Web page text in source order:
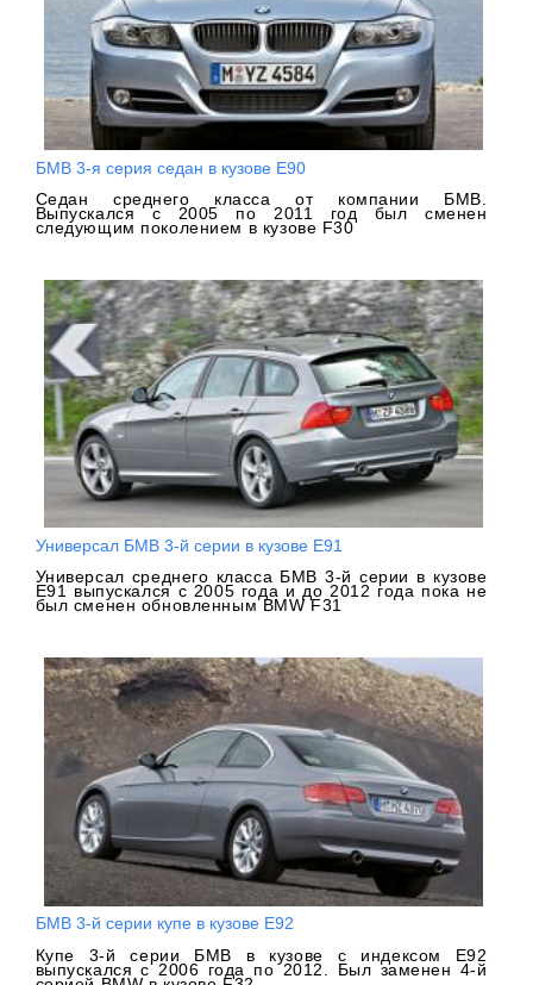
БМВ 3-я серия седан в кузове Е90
Седан среднего класса от компании БМВ.
Выпускался с 2005 по 2011 год был сменен
следующим поколением в кузове F30
Универсал БМВ 3-й серии в кузове Е91
Универсал среднего класса БМВ 3-й серии в кузове
Е91 выпускался с 2005 года и до 2012 года пока не
был сменен обновленным BMW F31
БМВ 3-й серии купе в кузове Е92
Купе 3-й серии БМВ в кузове с индексом Е92
выпускался с 2006 года по 2012. Был заменен 4-й